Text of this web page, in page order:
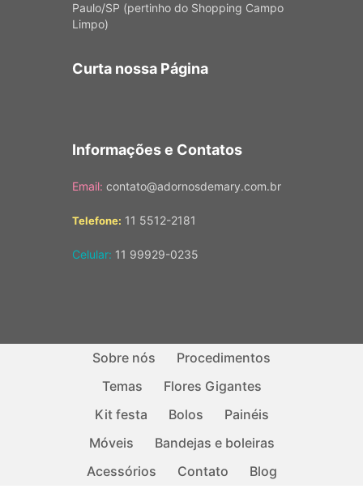
Paulo/SP (pertinho do Shopping Campo
Limpo)
Curta nossa Página
Informações e Contatos
Email: contato@adornosdemary.com.br
Telefone: 11 5512-2181
Celular: 11 99929-0235
Sobre nós
Procedimentos
Temas
Flores Gigantes
Kit festa
Bolos
Painéis
Móveis
Bandejas e boleiras
Acessórios
Contato Blog